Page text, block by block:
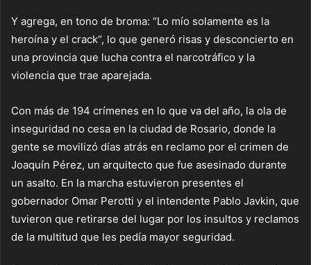
Y agrega, en tono de broma: “Lo mío solamente es la
heroína y el crack“, lo que generó risas y desconcierto en
una provincia que lucha contra el narcotráfico y la
violencia que trae aparejada.
Con más de 194 crímenes en lo que va del año, la ola de
inseguridad no cesa en la ciudad de Rosario, donde la
gente se movilizó días atrás en reclamo por el crimen de
Joaquín Pérez, un arquitecto que fue asesinado durante
un asalto. En la marcha estuvieron presentes el
gobernador Omar Perotti y el intendente Pablo Javkin, que
tuvieron que retirarse del lugar por los insultos y reclamos
de la multitud que les pedía mayor seguridad.